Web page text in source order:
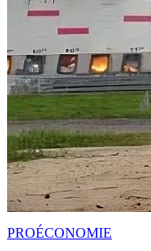
PROÉCONOMIE